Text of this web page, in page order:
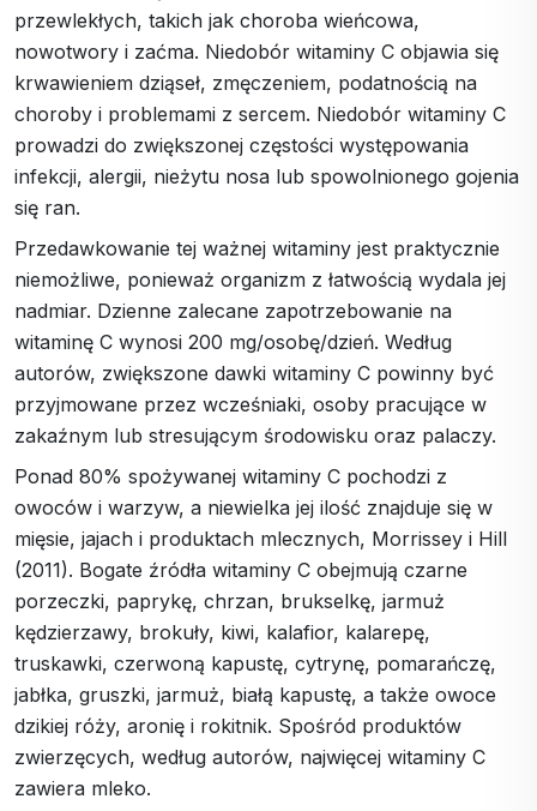
przewlekłych, takich jak choroba wieńcowa,
nowotwory i zaćma. Niedobór witaminy C objawia się
krwawieniem dziąseł, zmęczeniem, podatnością na
choroby i problemami z sercem. Niedobór witaminy C
prowadzi do zwiększonej częstości występowania
infekcji, alergii, nieżytu nosa lub spowolnionego gojenia
się ran.
Przedawkowanie tej ważnej witaminy jest praktycznie
niemożliwe, ponieważ organizm z łatwością wydala jej
nadmiar. Dzienne zalecane zapotrzebowanie na
witaminę C wynosi 200 mg/osobę/dzień. Według
autorów, zwiększone dawki witaminy C powinny być
przyjmowane przez wcześniaki, osoby pracujące w
zakaźnym lub stresującym środowisku oraz palaczy.
Ponad 80% spożywanej witaminy C pochodzi z
owoców i warzyw, a niewielka jej ilość znajduje się w
mięsie, jajach i produktach mlecznych, Morrissey i Hill
(2011). Bogate źródła witaminy C obejmują czarne
porzeczki, paprykę, chrzan, brukselkę, jarmuż
kędzierzawy, brokuły, kiwi, kalafior, kalarepę,
truskawki, czerwoną kapustę, cytrynę, pomarańczę,
jabłka, gruszki, jarmuż, białą kapustę, a także owoce
dzikiej róży, aronię i rokitnik. Spośród produktów
zwierzęcych, według autorów, najwięcej witaminy C
zawiera mleko.